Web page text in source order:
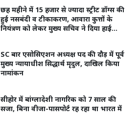
छह महीने में 15 हजार से ज्यादा स्ट्रीट डॉग्स की
हुई नसबंदी व टीकाकरण, आवारा कुत्तों के
नियंत्रण को लेकर मुख्य सचिव ने दिया हाईकोर्ट
SC बार एसोसिएशन अध्यक्ष पद की दौड़ में पूर्व
मुख्य न्यायाधीश सिद्धार्थ मृदुल, दाखिल किया
नामांकन
सीहोर में बांग्लादेशी नागरिक को 7 साल की
सजा, बिना वीजा-पासपोर्ट रह रहा था भारत में